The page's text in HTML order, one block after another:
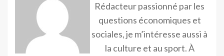
Rédacteur passionné par les
questions économiques et
sociales, je m’intéresse aussi à
la culture et au sport. À